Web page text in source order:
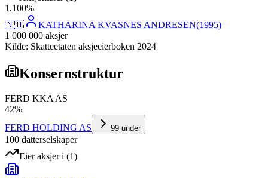
1 .100%
🇳🇴
KATHARINA KVASNES ANDRESEN(1995)
1 000 000 aksjer
Kilde: Skatteetaten aksjeeierboken 2024
Konsernstruktur
FERD KKA AS
42%
FERD HOLDING AS
99 under
100 datterselskaper
Eier aksjer i (1)